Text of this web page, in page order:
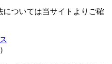
ついては当サイトよりご確